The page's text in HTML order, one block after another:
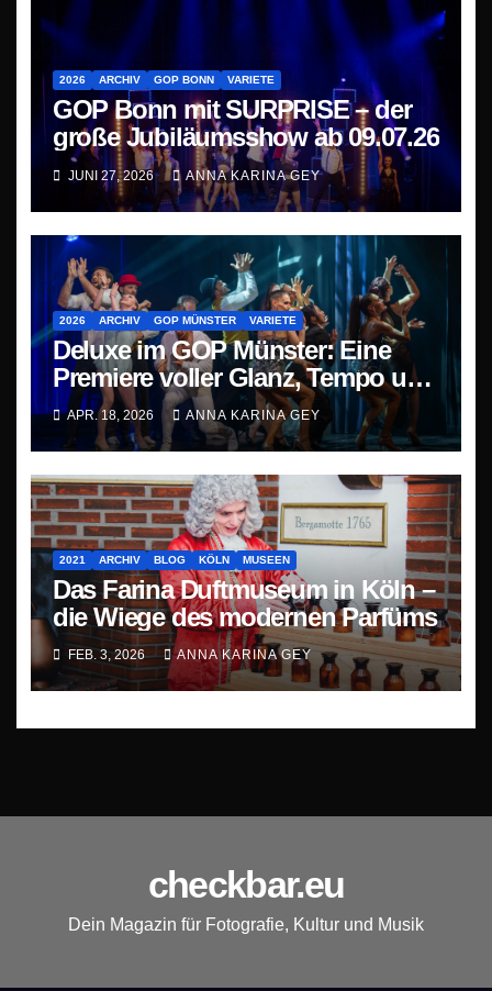
2026 ARCHIV GOP BONN VARIETE
GOP Bonn mit SURPRISE – der
große Jubiläumsshow ab 09.07.26
JUNI 27, 2026 ANNA KARINA GEY
2026 ARCHIV GOP MÜNSTER VARIETE
Deluxe im GOP Münster: Eine
Premiere voller Glanz, Tempo und
Staunen
APR. 18, 2026 ANNA KARINA GEY
2021 ARCHIV BLOG KÖLN MUSEEN
Das Farina Duftmuseum in Köln –
die Wiege des modernen Parfüms
FEB. 3, 2026 ANNA KARINA GEY
checkbar.eu
Dein Magazin für Fotografie, Kultur und Musik